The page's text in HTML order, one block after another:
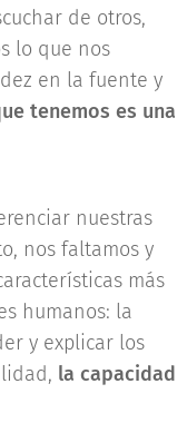
de otros,
lo que nos
en la fuente y
tenemos es una
nuestras
nos faltamos y
más
humanos: la
y explicar los
la capacidad